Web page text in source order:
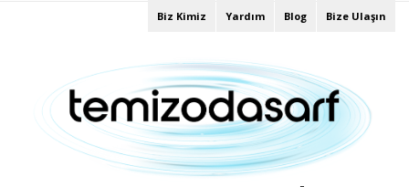
Biz Kimiz Yardım Blog Bize Ulaşın